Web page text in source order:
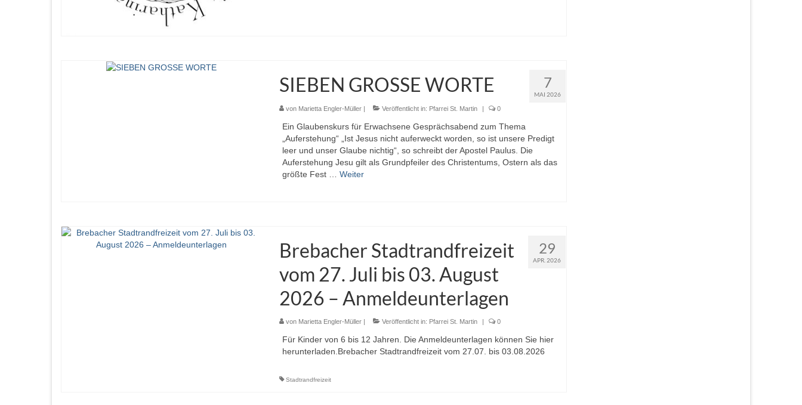
7
MAI 2026
SIEBEN GROSSE WORTE
von Marietta Engler-Müller| Veröffentlicht in: Pfarrei St. Martin | 0
Ein Glaubenskurs für Erwachsene Gesprächsabend zum Thema
„Auferstehung“ „Ist Jesus nicht auferweckt worden, so ist unsere Predigt
leer und unser Glaube nichtig“, so schreibt der Apostel Paulus. Die
Auferstehung Jesu gilt als Grundpfeiler des Christentums, Ostern als das
größte Fest … Weiter
29
APR. 2026
Brebacher Stadtrandfreizeit
vom 27. Juli bis 03. August
2026 – Anmeldeunterlagen
von Marietta Engler-Müller| Veröffentlicht in: Pfarrei St. Martin | 0
Für Kinder von 6 bis 12 Jahren. Die Anmeldeunterlagen können Sie hier
herunterladen.Brebacher Stadtrandfreizeit vom 27.07. bis 03.08.2026
Stadtrandfreizeit